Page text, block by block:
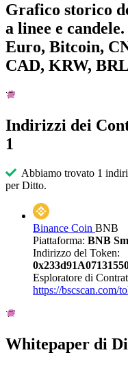
Grafico storico
a linee e
Euro, Bitcoin,
CAD, KRW,
Indirizzi dei
1
Abbiamo trovato 1
per Ditto.
Binance Coin BNB
Piattaforma: BNB
Indirizzo del Token:
Esploratore di
https://bscscan.com/
Whitepaper di